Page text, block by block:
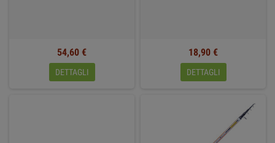
54,60 €
DETTAGLI
18,90 €
DETTAGLI